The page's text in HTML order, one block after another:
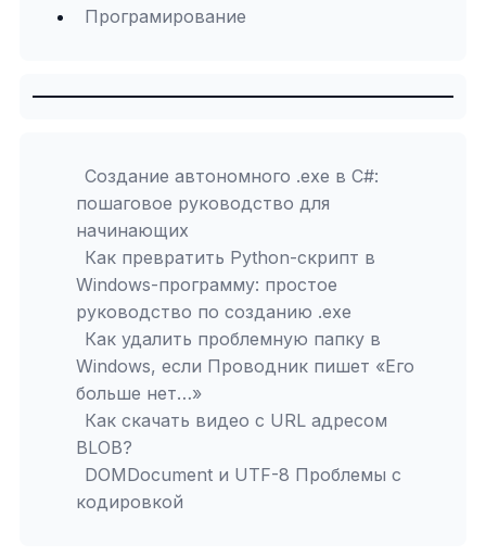
Програмирование
Создание автономного .exe в C#:
пошаговое руководство для
начинающих
Как превратить Python-скрипт в
Windows-программу: простое
руководство по созданию .exe
Как удалить проблемную папку в
Windows, если Проводник пишет «Его
больше нет…»
Как скачать видео с URL адресом
BLOB?
DOMDocument и UTF-8 Проблемы с
кодировкой